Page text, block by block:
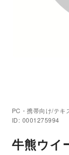
PC・携帯向け/テキ
ID: 0001275994
牛熊ウイ